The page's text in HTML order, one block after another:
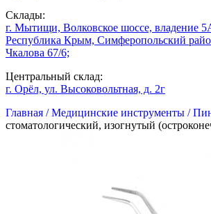
Склады:
г. Мытищи, Волковское шоссе, владение
Республика Крым, Симферопольский
Чкалова 67/6;
Центральный склад:
г. Орёл, ул. Высоковольтная, д. 2г
Главная /Медицинские инструменты /
стоматологический, изогнутый